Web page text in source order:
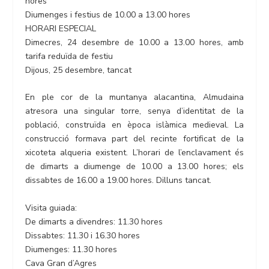
Diumenges i festius de 10.00 a 13.00 hores
HORARI ESPECIAL
Dimecres, 24 desembre de 10.00 a 13.00 hores, amb
tarifa reduïda de festiu
Dijous, 25 desembre, tancat
En ple cor de la muntanya alacantina, Almudaina
atresora una singular torre, senya d’identitat de la
població, construïda en època islàmica medieval. La
construcció formava part del recinte fortificat de la
xicoteta alqueria existent. L’horari de l’enclavament és
de dimarts a diumenge de 10.00 a 13.00 hores; els
dissabtes de 16.00 a 19.00 hores. Dilluns tancat.
Visita guiada:
De dimarts a divendres: 11.30 hores
Dissabtes: 11.30 i 16.30 hores
Diumenges: 11.30 hores
Cava Gran d’Agres